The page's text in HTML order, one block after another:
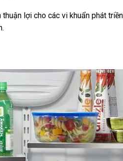
lợi cho các vi khuẩn phát